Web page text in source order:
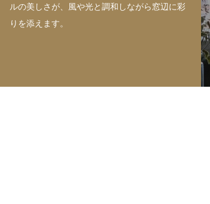
ルの美しさが、風や光と調和しながら窓辺に彩
りを添えます。